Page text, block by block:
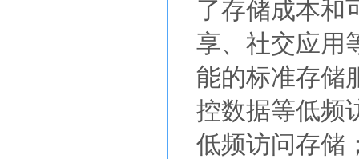
了存储成本和
享、社交应用
能的标准存储
控数据等低频
低频访问存储